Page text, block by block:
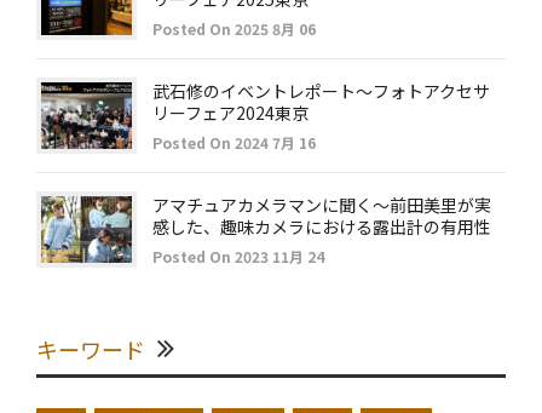
Posted On 2025 8月 06
武石修のイベントレポート～フォトアクセサ
リーフェア2024東京
Posted On 2024 7月 16
アマチュアカメラマンに聞く～前田美里が実
感した、趣味カメラにおける露出計の有用性
Posted On 2023 11月 24
キーワード